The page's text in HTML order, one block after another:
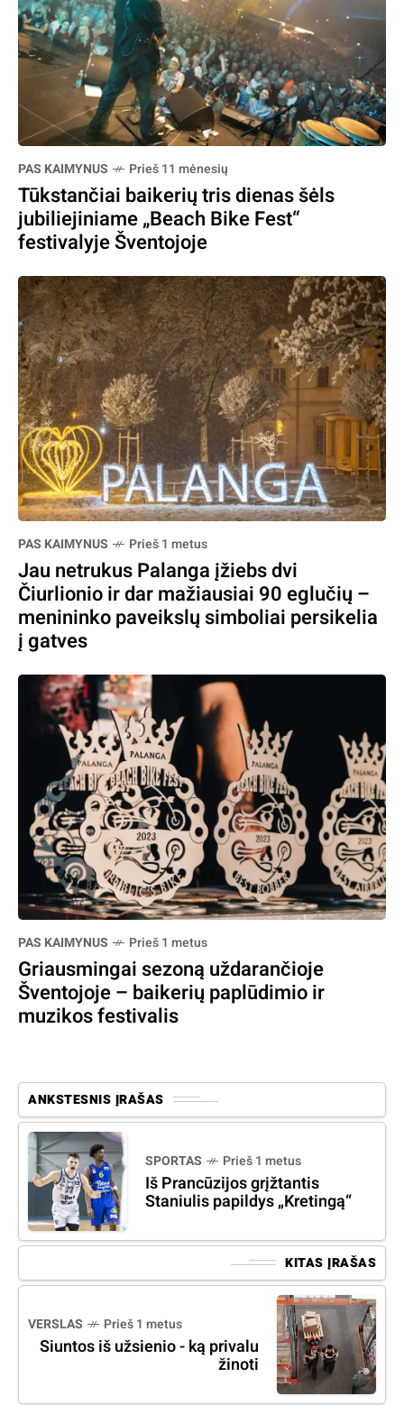
PAS KAIMYNUS Prieš 11 mėnesių
Tūkstančiai baikerių tris dienas šėls
jubiliejiniame „Beach Bike Fest“
festivalyje Šventojoje
PAS KAIMYNUS Prieš 1 metus
Jau netrukus Palanga įžiebs dvi
Čiurlionio ir dar mažiausiai 90 eglučių –
menininko paveikslų simboliai persikelia
į gatves
PAS KAIMYNUS Prieš 1 metus
Griausmingai sezoną uždarančioje
Šventojoje – baikerių paplūdimio ir
muzikos festivalis
ANKSTESNIS ĮRAŠAS
SPORTAS Prieš 1 metus
Iš Prancūzijos grįžtantis
Staniulis papildys „Kretingą“
KITAS ĮRAŠAS
VERSLAS Prieš 1 metus
Siuntos iš užsienio - ką privalu
žinoti